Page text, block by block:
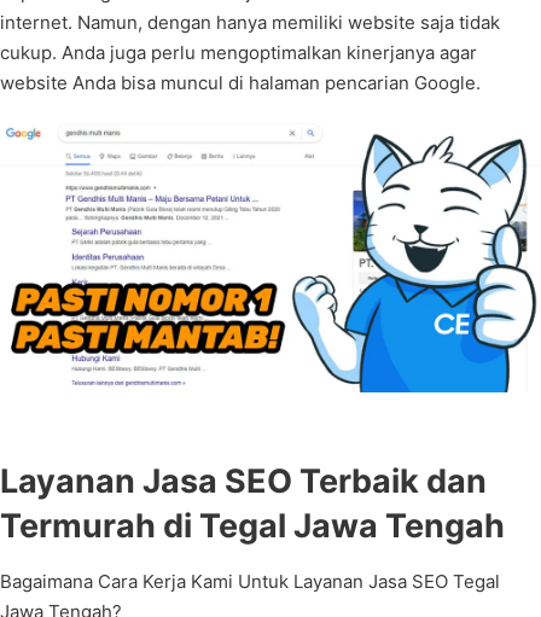
internet. Namun, dengan hanya memiliki website saja tidak
cukup. Anda juga perlu mengoptimalkan kinerjanya agar
website Anda bisa muncul di halaman pencarian Google.
Layanan Jasa SEO Terbaik dan
Termurah di Tegal Jawa Tengah
Bagaimana Cara Kerja Kami Untuk Layanan Jasa SEO Tegal
Jawa Tengah?